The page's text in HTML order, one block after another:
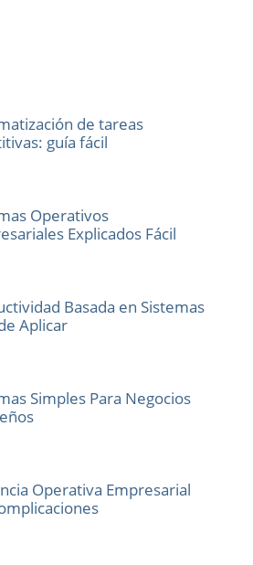
de tareas
guía fácil
Operativos
Explicados Fácil
Basada en Sistemas
Aplicar
Simples Para Negocios
Operativa Empresarial